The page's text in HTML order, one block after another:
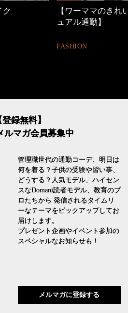
ク
【ワーママのきれ
ュアル通勤】
FASHION
登録無料】
ルマガ会員募集中
管理職世代の通勤コーデ、明日は
何を着る？子供の受験や習い事、
どうする？人気モデル、ハイセン
スなDomani読者モデル、教育のプ
ロたちから 発信されるタイムリ
ーなテーマをピックアップしてお
届けします。
プレゼント企画やイベント参加の
スペシャルなお知らせも！
メルマガに登録する